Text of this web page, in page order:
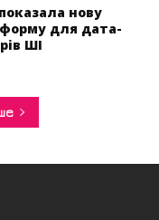
нову
для дата-
ШІ